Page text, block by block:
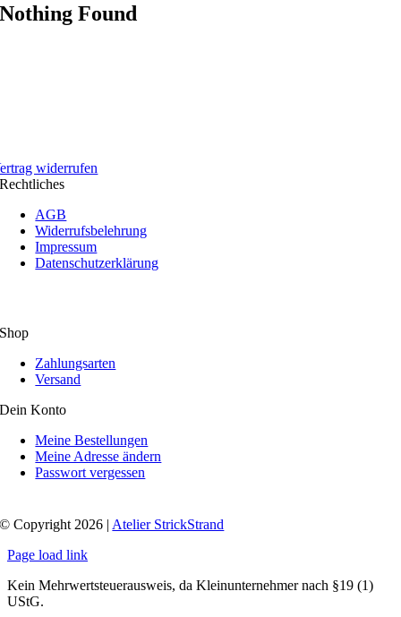
Nothing Found
widerrufen
Rechtliches
AGB
Widerrufsbelehrung
Impressum
Datenschutzerklärung
Shop
Zahlungsarten
Versand
Dein Konto
Meine Bestellungen
Meine Adresse ändern
Passwort vergessen
© Copyright 2026 | Atelier StrickStrand
Page load link
Kein Mehrwertsteuerausweis, da Kleinunternehmer nach §19 (1)
UStG.